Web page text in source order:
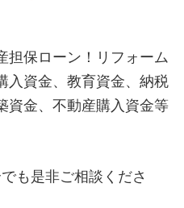
担保ローン！リフォーム
入資金、教育資金、納税
資金、不動産購入資金等
も是非ご相談くださ